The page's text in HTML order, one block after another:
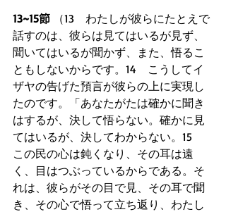
13~15節 （13　わたしが彼らにたとえで
話すのは、彼らは見てはいるが見ず、
聞いてはいるが聞かず、また、悟るこ
ともしないからです。14　こうしてイ
ザヤの告げた預言が彼らの上に実現し
たのです。「あなたがたは確かに聞き
はするが、決して悟らない。確かに見
てはいるが、決してわからない。15
この民の心は鈍くなり、その耳は遠
く、目はつぶっているからである。そ
れは、彼らがその目で見、その耳で聞
き、その心で悟って立ち返り、わたし